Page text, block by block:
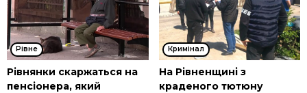
Рівне
Рівнянки скаржаться на
пенсіонера, який
Кримінал
На Рівненщині з
краденого тютюну